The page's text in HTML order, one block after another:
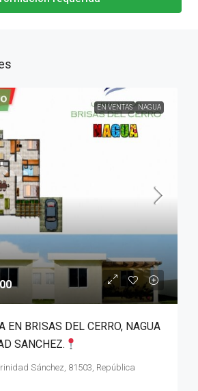
EN VENTAS NAGUA
EN BRISAS DEL CERRO, NAGUA
SANCHEZ.
Sánchez, 81503, República